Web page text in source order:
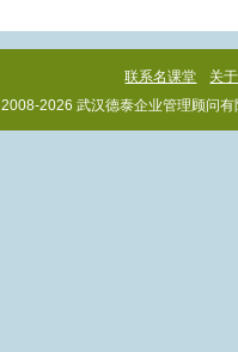
联系名课堂 关
2008-2026 武汉德泰企业管理顾问